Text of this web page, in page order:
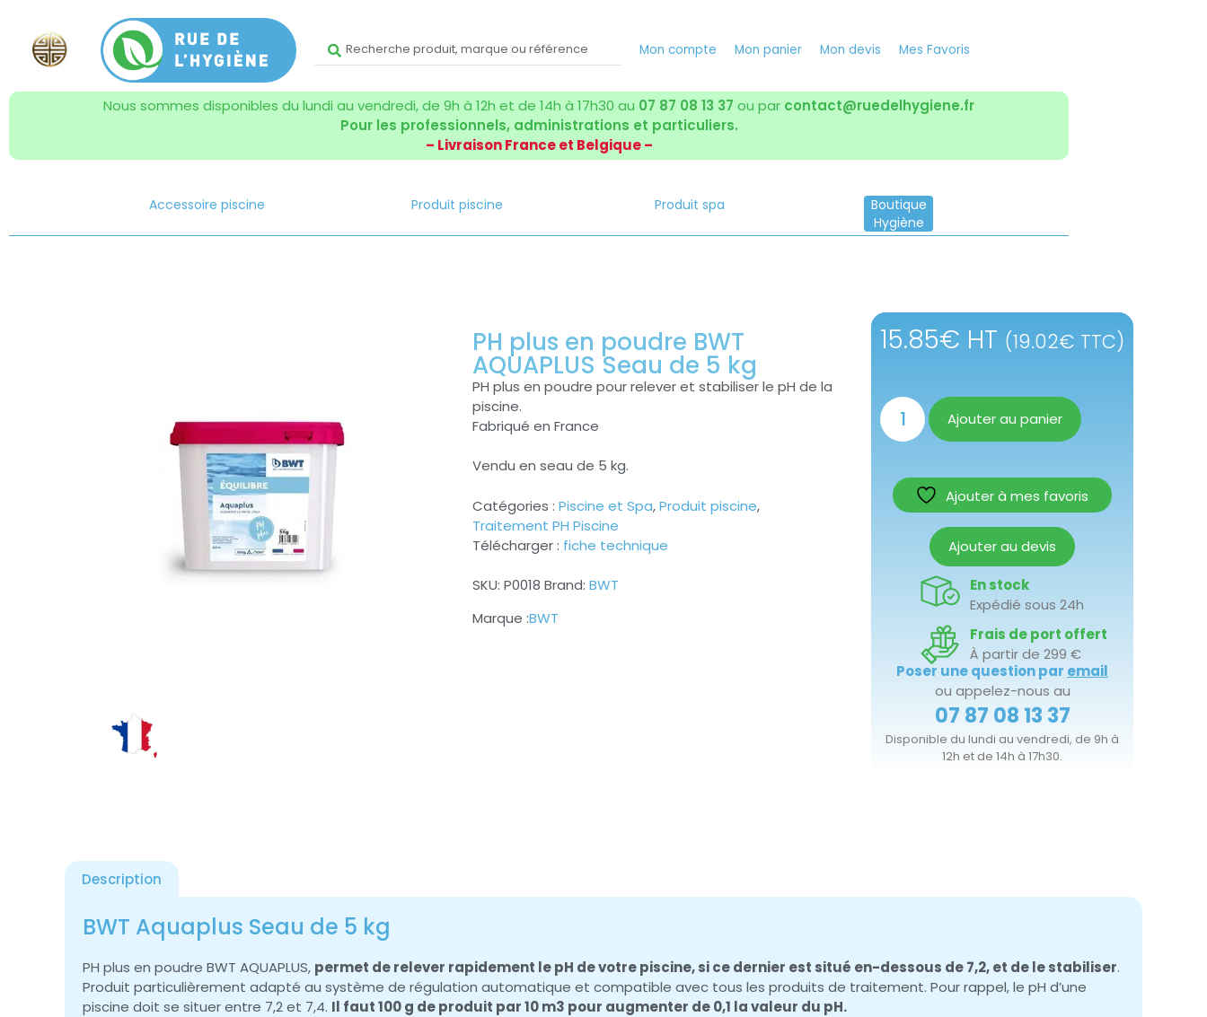
Mon compte Mon panier Mon devis Mes Favoris
Nous sommes disponibles du lundi au vendredi, de 9h à 12h et de 14h à 17h30 au 07 87 08 13 37 ou par contact@ruedelhygiene.fr
Pour les professionnels, administrations et particuliers.
– Livraison France et Belgique –
Accessoire piscine Produit piscine Produit spa
Boutique
Hygiène
PH plus en poudre BWT
AQUAPLUS Seau de 5 kg
PH plus en poudre pour relever et stabiliser le pH de la
piscine.
Fabriqué en France
Vendu en seau de 5 kg.
Catégories : Piscine et Spa,Produit piscine,
Traitement PH Piscine
Télécharger : fiche technique
SKU: P0018 Brand: BWT
BWT
15.85€ HT (19.02€ TTC)
Ajouter au panier
Ajouter à mes favoris
Ajouter au devis
En stock
Expédié sous 24h
Frais de port offert
À partir de 299 €
Poser une question par email
ou appelez-nous au
07 87 08 13 37
Disponible du lundi au vendredi, de 9h à
12h et de 14h à 17h30.
Description
BWT Aquaplus Seau de 5 kg
PH plus en poudre BWT AQUAPLUS, permet de relever rapidement le pH de votre piscine, si ce dernier est situé en-dessous de 7,2, et de le stabiliser.
Produit particulièrement adapté au système de régulation automatique et compatible avec tous les produits de traitement. Pour rappel, le pH d’une
piscine doit se situer entre 7,2 et 7,4. Il faut 100 g de produit par 10 m3 pour augmenter de 0,1 la valeur du pH.